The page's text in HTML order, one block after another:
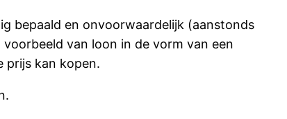
bepaald en onvoorwaardelijk (aanstonds
van loon in de vorm van een
prijs kan kopen.